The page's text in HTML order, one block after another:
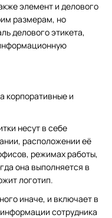
элемент и делового
размерам, но
делового этикета,
корпоративные и
несут в себе
расположении её
режимах работы,
она выполняется в
логотип.
иначе, и включает в
сотрудника